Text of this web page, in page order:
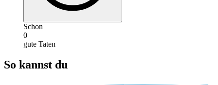
Schon
0
gute Taten
So kannst du